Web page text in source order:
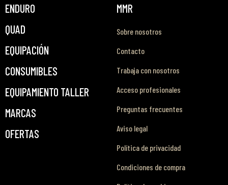
ENDURO
QUAD
EQUIPACIÓN
CONSUMIBLES
EQUIPAMIENTO TALLER
MARCAS
OFERTAS
MMR
Sobre nosotros
Contacto
Trabaja con nosotros
Acceso profesionales
Preguntas frecuentes
Aviso legal
Política de privacidad
Condiciones de compra